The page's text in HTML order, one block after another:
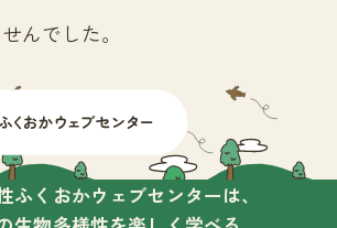
んでした。
ふくおかウェブセンターは、